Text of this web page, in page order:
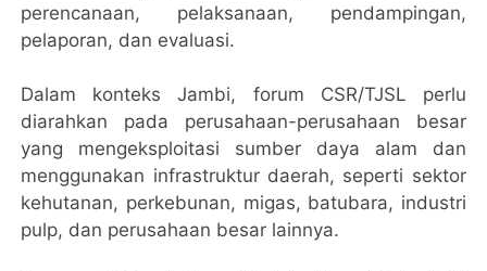
perencanaan, pelaksanaan, pendampingan,
pelaporan, dan evaluasi.
Dalam konteks Jambi, forum CSR/TJSL perlu
diarahkan pada perusahaan-perusahaan besar
yang mengeksploitasi sumber daya alam dan
menggunakan infrastruktur daerah, seperti sektor
kehutanan, perkebunan, migas, batubara, industri
pulp, dan perusahaan besar lainnya.